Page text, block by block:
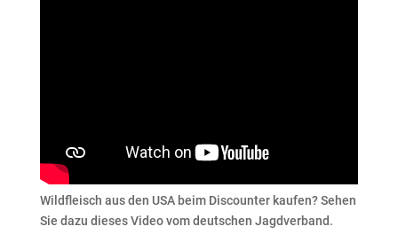
Wildfleisch aus den USA beim Discounter kaufen? Sehen
Sie dazu dieses Video vom deutschen Jagdverband.